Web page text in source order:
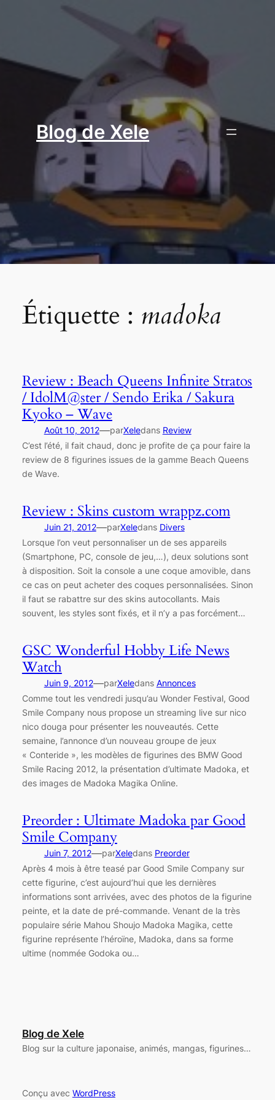
Blog de Xele
Étiquette : madoka
Review : Beach Queens Infinite Stratos
/ IdolM@ster / Sendo Erika / Sakura
Kyoko – Wave
Août 10, 2012—parXeledans Review
C’est l’été, il fait chaud, donc je profite de ça pour faire la
review de 8 figurines issues de la gamme Beach Queens
de Wave.
Review : Skins custom wrappz.com
Juin 21, 2012—parXeledans Divers
Lorsque l’on veut personnaliser un de ses appareils
(Smartphone, PC, console de jeu,…), deux solutions sont
à disposition. Soit la console a une coque amovible, dans
ce cas on peut acheter des coques personnalisées. Sinon
il faut se rabattre sur des skins autocollants. Mais
souvent, les styles sont fixés, et il n’y a pas forcément…
GSC Wonderful Hobby Life News
Watch
Juin 9, 2012—parXeledans Annonces
Comme tout les vendredi jusqu’au Wonder Festival, Good
Smile Company nous propose un streaming live sur nico
nico douga pour présenter les nouveautés. Cette
semaine, l’annonce d’un nouveau groupe de jeux
« Conteride », les modèles de figurines des BMW Good
Smile Racing 2012, la présentation d’ultimate Madoka, et
des images de Madoka Magika Online.
Preorder : Ultimate Madoka par Good
Smile Company
Juin 7, 2012—parXeledans Preorder
Après 4 mois à être teasé par Good Smile Company sur
cette figurine, c’est aujourd’hui que les dernières
informations sont arrivées, avec des photos de la figurine
peinte, et la date de pré-commande. Venant de la très
populaire série Mahou Shoujo Madoka Magika, cette
figurine représente l’héroïne, Madoka, dans sa forme
ultime (nommée Godoka ou…
Blog de Xele
Blog sur la culture japonaise, animés, mangas, figurines…
Conçu avec WordPress